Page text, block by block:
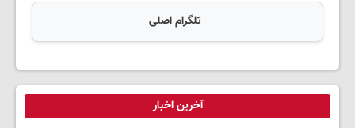
تلگرام اصلی
آخرین اخبار